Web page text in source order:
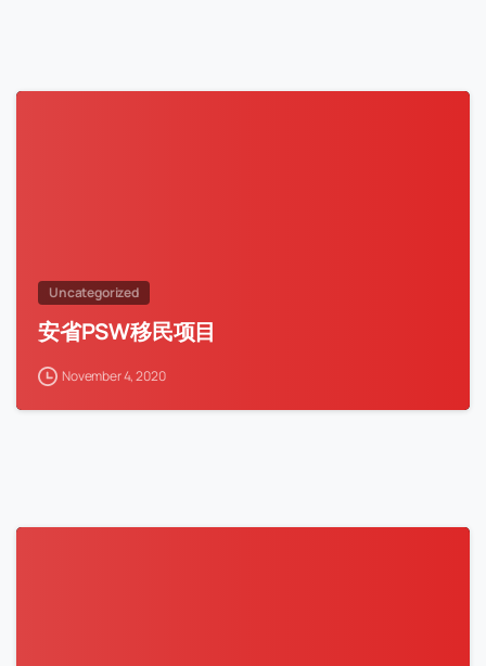
Uncategorized
安省PSW移民项目
November 4, 2020